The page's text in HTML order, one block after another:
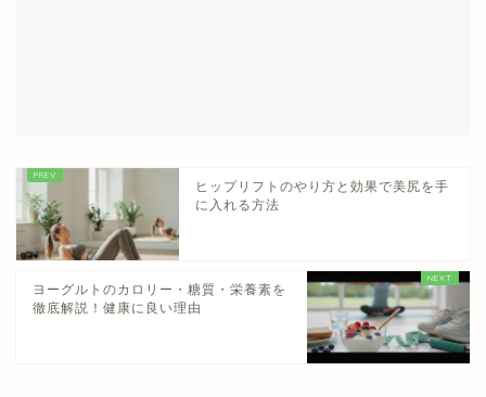
ヒップリフトのやり方と効果で美尻を手
に入れる方法
ヨーグルトのカロリー・糖質・栄養素を
徹底解説！健康に良い理由